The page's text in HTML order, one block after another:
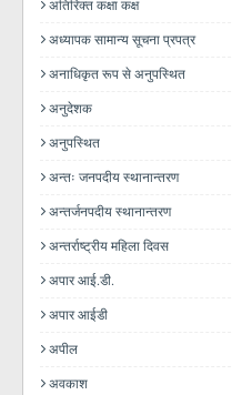
अतिरिक्त कक्षा कक्ष
अध्यापक सामान्य सूचना प्रपत्र
अनाधिकृत रूप से अनुपस्थित
अनुदेशक
अनुपस्थित
अन्तः जनपदीय स्थानान्तरण
अन्तर्जनपदीय स्थानान्तरण
अन्तर्राष्ट्रीय महिला दिवस
अपार आई.डी.
अपार आईडी
अपील
अवकाश